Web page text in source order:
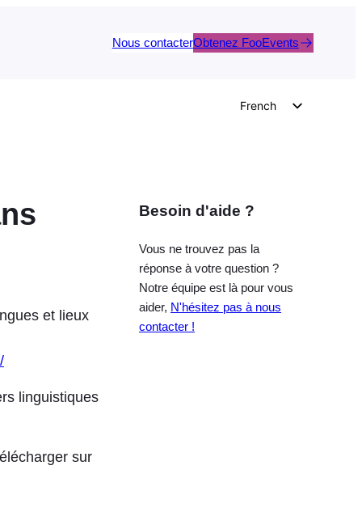
Nous contacterObtenez FooEvents
French
Spanish
Portuguese
Polish
et lieux
linguistiques
sur
Besoin d'aide ?
Vous ne trouvez pas la
réponse à votre question ?
Notre équipe est là pour vous
aider, N'hésitez pas à nous
contacter !